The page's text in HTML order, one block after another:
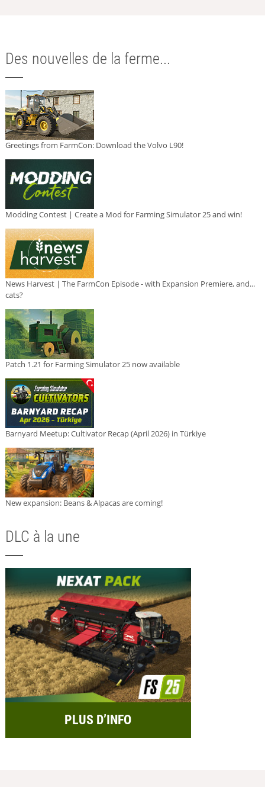
Des nouvelles de la ferme...
Greetings from FarmCon: Download the Volvo L90!
Modding Contest | Create a Mod for Farming Simulator 25 and win!
News Harvest | The FarmCon Episode - with Expansion Premiere, and...
cats?
Patch 1.21 for Farming Simulator 25 now available
Barnyard Meetup: Cultivator Recap (April 2026) in Türkiye
New expansion: Beans & Alpacas are coming!
DLC à la une
PLUS D’INFO